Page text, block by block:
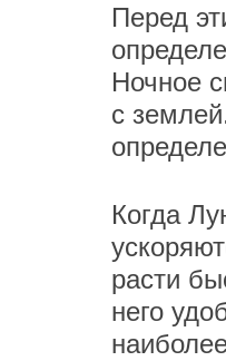
Перед
Ночное
с
Когда
расти
него